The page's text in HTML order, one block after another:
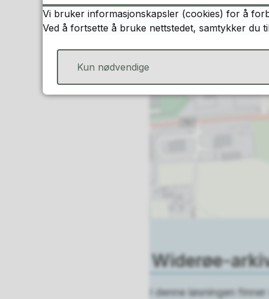
Widerøe-
I denne løsningen
Vi bruker informasjonskapsler (cookies) for å
Ved å fortsette å bruke nettstedet, samtykker
Kun nødvendige